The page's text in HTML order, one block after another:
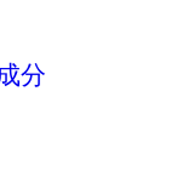
分